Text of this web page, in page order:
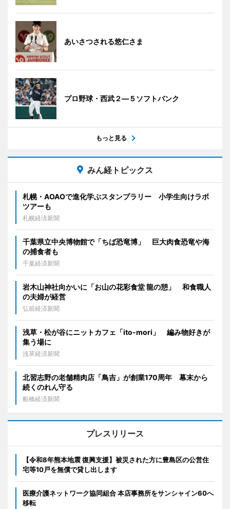
あいさつされる悠仁さま
プロ野球・西武２―５ソフトバンク
もっと見る
みん経トピックス
札幌・AOAOで進化学ぶスタンプラリー 小学生向けラボ
ツアーも
札幌経済新聞
千葉県立中央博物館で「ちば恐竜博」 巨大肉食恐竜や海
の捕食者も
千葉経済新聞
岩木山神社向かいに「お山の花彩食堂 龍の憩」 和食職人
の夫婦が経営
弘前経済新聞
浅草・松が谷にニットカフェ「ito-mori」 編み物好きが
集う場に
浅草経済新聞
北習志野の老舗精肉店「鳥吉」が創業170周年 幕末から
続くのれん守る
船橋経済新聞
プレスリリース
【令和8年熊本地震 復興支援】被災された方に豊島区の公営住
宅等10戸を無償で貸し出します
医療介護ネットワーク協同組合 本店事務所をサンシャイン60へ
移転